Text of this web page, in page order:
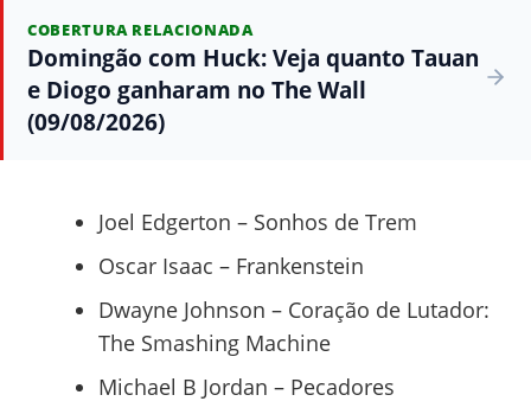
COBERTURA RELACIONADA
Domingão com Huck: Veja quanto Tauan
e Diogo ganharam no The Wall
(09/08/2026)
Joel Edgerton – Sonhos de Trem
Oscar Isaac – Frankenstein
Dwayne Johnson – Coração de Lutador:
The Smashing Machine
Michael B Jordan – Pecadores